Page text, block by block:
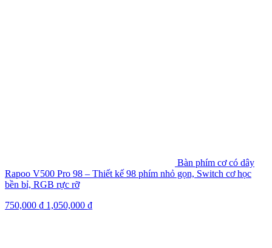
Bàn phím cơ có dây
Rapoo V500 Pro 98 – Thiết kế 98 phím nhỏ gọn, Switch cơ học
bền bỉ, RGB rực rỡ
750,000 ₫ 1,050,000 ₫